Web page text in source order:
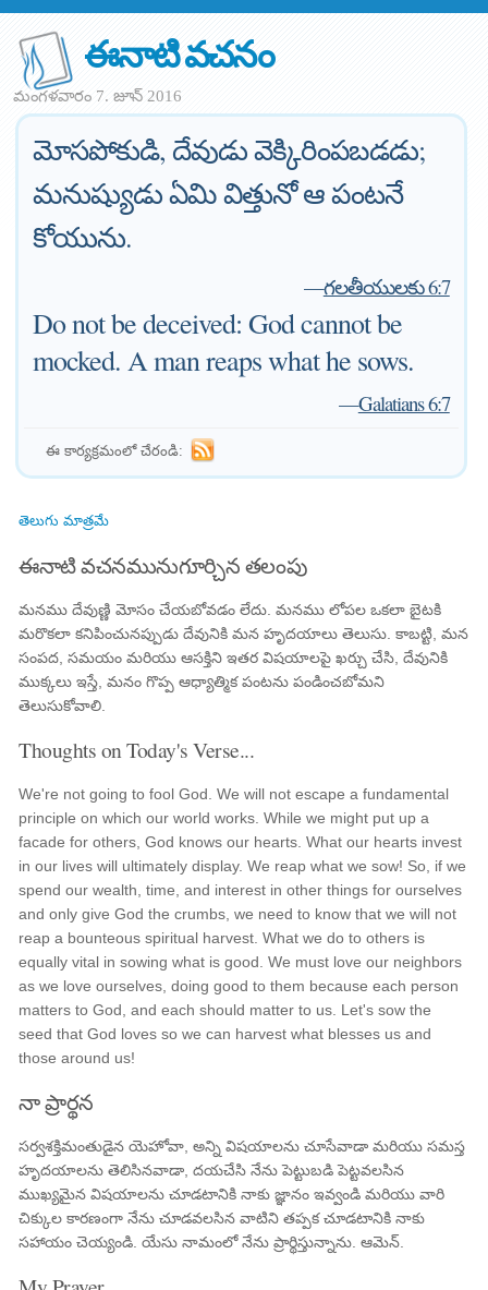
ఈనాటి వచనం
మంగళవారం 7. జూన్ 2016
మోసపోకుడి, దేవుడు వెక్కిరింపబడడు;
మనుష్యుడు ఏమి విత్తునో ఆ పంటనే
కోయును.
—గలతీయులకు 6:7
Do not be deceived: God cannot be
mocked. A man reaps what he sows.
—Galatians 6:7
ఈ కార్యక్రమంలో చేరండి:
తెలుగు మాత్రమే
ఈనాటి వచనమునుగూర్చిన తలంపు
మనము దేవుణ్ణి మోసం చేయబోవడం లేదు. మనము లోపల ఒకలా బైటకి
మరొకలా కనిపించునప్పుడు దేవునికి మన హృదయాలు తెలుసు. కాబట్టి, మన
సంపద, సమయం మరియు ఆసక్తిని ఇతర విషయాలపై ఖర్చు చేసి, దేవునికి
ముక్కలు ఇస్తే, మనం గొప్ప ఆధ్యాత్మిక పంటను పండించబోమని
తెలుసుకోవాలి.
Thoughts on Today's Verse...
We're not going to fool God. We will not escape a fundamental
principle on which our world works. While we might put up a
facade for others, God knows our hearts. What our hearts invest
in our lives will ultimately display. We reap what we sow! So, if we
spend our wealth, time, and interest in other things for ourselves
and only give God the crumbs, we need to know that we will not
reap a bounteous spiritual harvest. What we do to others is
equally vital in sowing what is good. We must love our neighbors
as we love ourselves, doing good to them because each person
matters to God, and each should matter to us. Let's sow the
seed that God loves so we can harvest what blesses us and
those around us!
నా ప్రార్థన
సర్వశక్తిమంతుడైన యెహోవా, అన్ని విషయాలను చూసేవాడా మరియు సమస్త
హృదయాలను తెలిసినవాడా, దయచేసి నేను పెట్టుబడి పెట్టవలసిన
ముఖ్యమైన విషయాలను చూడటానికి నాకు జ్ఞానం ఇవ్వండి మరియు వారి
చిక్కుల కారణంగా నేను చూడవలసిన వాటిని తప్పక చూడటానికి నాకు
సహాయం చెయ్యండి. యేసు నామంలో నేను ప్రార్థిస్తున్నాను. ఆమెన్.